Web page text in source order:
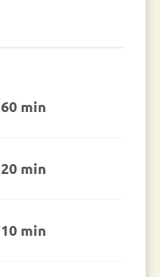
60 min
20 min
10 min